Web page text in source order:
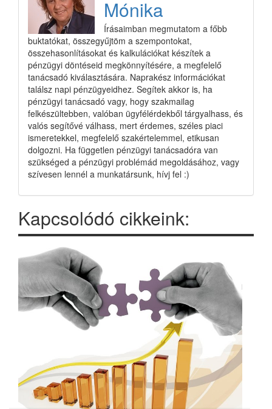
Mónika
Írásaimban megmutatom a főbb
buktatókat, összegyűjtöm a szempontokat,
összehasonlításokat és kalkulációkat készítek a
pénzügyi döntéseid megkönnyítésére, a megfelelő
tanácsadó kiválasztására. Naprakész információkat
találsz napi pénzügyeidhez. Segítek akkor is, ha
pénzügyi tanácsadó vagy, hogy szakmailag
felkészültebben, valóban ügyfélérdekből tárgyalhass, és
valós segítővé válhass, mert érdemes, széles piaci
ismeretekkel, megfelelő szakértelemmel, etikusan
dolgozni. Ha független pénzügyi tanácsadóra van
szükséged a pénzügyi problémád megoldásához, vagy
szívesen lennél a munkatársunk, hívj fel :)
Kapcsolódó cikkeink: